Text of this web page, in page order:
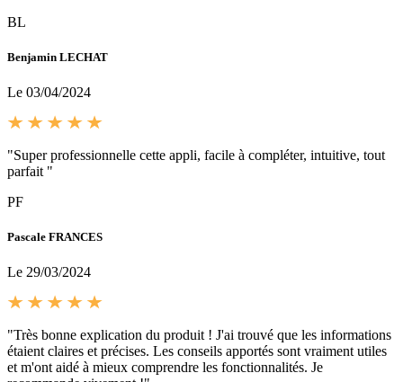
BL
Benjamin LECHAT
Le 03/04/2024
"Super professionnelle cette appli, facile à compléter, intuitive, tout
parfait "
PF
Pascale FRANCES
Le 29/03/2024
"Très bonne explication du produit ! J'ai trouvé que les informations
étaient claires et précises. Les conseils apportés sont vraiment utiles
et m'ont aidé à mieux comprendre les fonctionnalités. Je